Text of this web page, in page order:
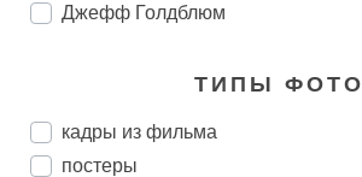
Джефф Голдблюм
ТИПЫ ФОТО
кадры из фильма
постеры